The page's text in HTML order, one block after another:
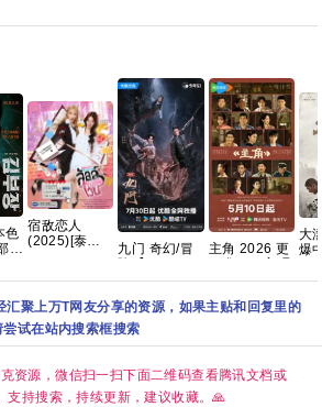
色
轨
2
宿敌恋人
(2025)[泰剧]
[0.8GB集]
九门 奇幻/冒
险【4K60帧
DV HDR】
2部全+番外全
系列】夸克
主角 2026 更
16集 4K 高碼
大
爆
片
影
大
汇聚上万T网友分享的资源，如果主贴和回复里的
试在站内搜索框搜索
资源，微信扫一扫下面二维码查看腾讯文档或
支持搜索，持续更新，建议收藏。🙏